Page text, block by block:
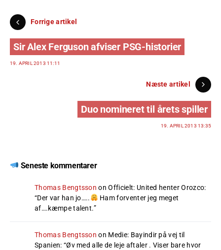
Forrige artikel
Sir Alex Ferguson afviser PSG-historier
19. APRIL 2013 11:11
Næste artikel
Duo nomineret til årets spiller
19. APRIL 2013 13:35
Seneste kommentarer
Thomas Bengtsson onOfficielt: United henter Orozco:
“Der var han jo…..
Ham forventer jeg meget
af….kæmpe talent.”
Thomas Bengtsson on Medie: Bayindir på vej til
Spanien: “Øv med alle de leje aftaler . Viser bare hvor